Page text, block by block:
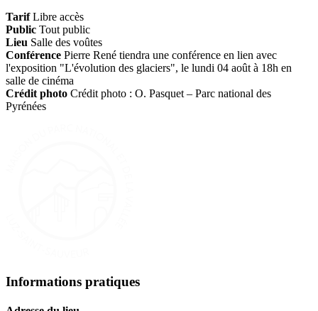
TarifLibre accès
Public Tout public
Lieu Salle des voûtes
Conférence Pierre René tiendra une conférence en lien avec
l'exposition "L'évolution des glaciers", le lundi 04 août à 18h en
salle de cinéma
Crédit photo Crédit photo : O. Pasquet – Parc national des
Pyrénées
Informations pratiques